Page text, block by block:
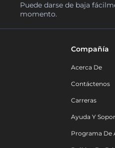
Puede darse de baja
momento.
Compañía
Acerca De
Contáctenos
Carreras
Ayuda Y
Programa De